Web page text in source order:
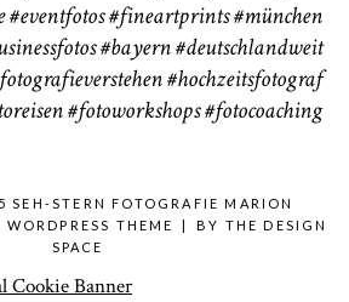
#eventfotos #fineartprints#münchen
#bayern #deutschlandweit
#hochzeitsfotograf
#fotoworkshops #fotocoaching
SEH-STERN FOTOGRAFIE MARION
WORDPRESS THEME BY THE DESIGN
SPACE
Cookie Banner